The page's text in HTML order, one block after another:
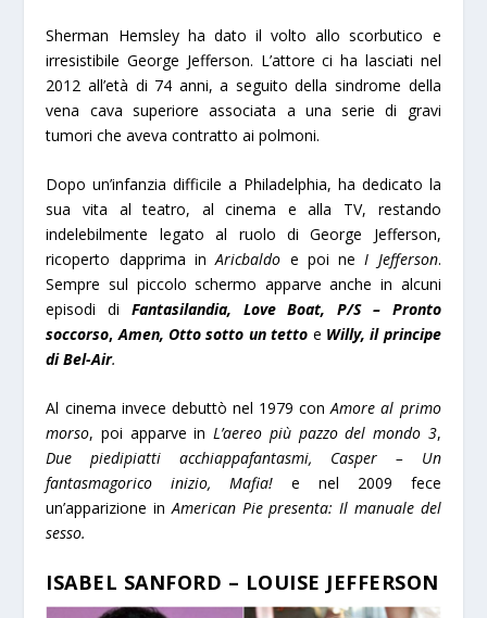
Sherman Hemsley ha dato il volto allo scorbutico e
irresistibile George Jefferson. L’attore ci ha lasciati nel
2012 all’età di 74 anni, a seguito della sindrome della
vena cava superiore associata a una serie di gravi
tumori che aveva contratto ai polmoni.
Dopo un’infanzia difficile a Philadelphia, ha dedicato la
sua vita al teatro, al cinema e alla TV, restando
indelebilmente legato al ruolo di George Jefferson,
ricoperto dapprima in Aricbaldo e poi neI Jefferson.
Sempre sul piccolo schermo apparve anche in alcuni
episodi di Fantasilandia, Love Boat,
P/S – Pronto
soccorso,Amen, Otto sotto un tetto e Willy, il principe
di Bel-Air.
Al cinema invece debuttò nel 1979 conAmore al primo
morso, poi apparve inL’aereo più pazzo del mondo 3,
Due piedipiatti acchiappafantasmi, Casper – Un
fantasmagorico inizio, Mafia! e nel 2009 fece
un’apparizione inAmerican Pie presenta: Il manuale del
sesso.
ISABEL SANFORD – LOUISE JEFFERSON